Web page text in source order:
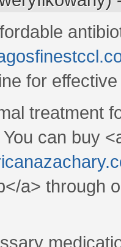
for
treatment
can buy
a> through